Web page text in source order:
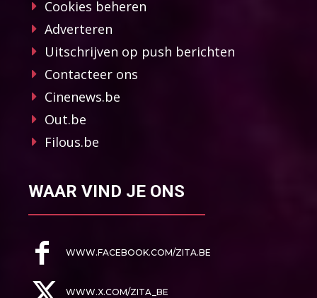
Cookies beheren
Adverteren
Uitschrijven op push berichten
Contacteer ons
Cinenews.be
Out.be
Filous.be
WAAR VIND JE ONS
WWW.FACEBOOK.COM/ZITA.BE
WWW.X.COM/ZITA_BE